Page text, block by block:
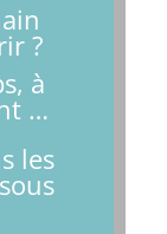
?
à
…
les